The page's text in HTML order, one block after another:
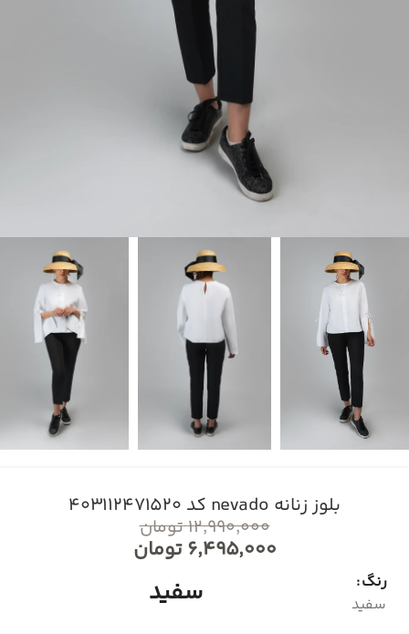
بلوز زنانه nevado کد 403112471520
۱۲,۹۹۰,۰۰۰تومان
۶,۴۹۵,۰۰۰تومان
رنگ
سفید
سفید